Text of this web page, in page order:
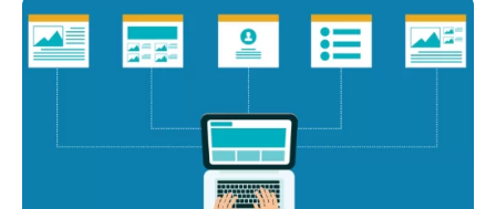
LOCAWEB.COM.BR